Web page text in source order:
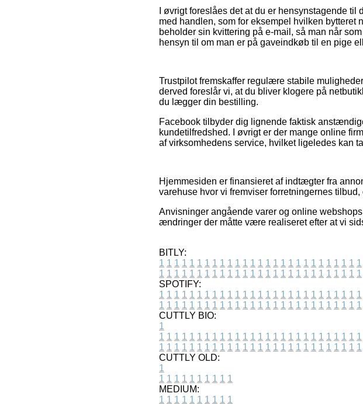
I øvrigt foreslåes det at du er hensynstagende
med handlen, som for eksempel hvilken bytteret
beholder sin kvittering på e-mail, så man når
hensyn til om man er på gaveindkøb til en pige
Trustpilot fremskaffer regulære stabile
derved foreslår vi, at du bliver klogere på
du lægger din bestilling.
Facebook tilbyder dig lignende faktisk
kundetilfredshed. I øvrigt er der mange online
af virksomhedens service, hvilket ligeledes kan
Hjemmesiden er finansieret af indtægter fra
varehuse hvor vi fremviser forretningernes
Anvisninger angående varer og online
ændringer der måtte være realiseret efter at vi
BITLY:
1 1 1 1 1 1 1 1 1 1 1 1 1 1 1 1 1 1 1 1 1 1 1 1 1 1 1
1 1 1 1 1 1 1 1 1 1 1 1 1 1 1 1 1 1 1 1 1 1 1 1 1 1 1
SPOTIFY:
1 1 1 1 1 1 1 1 1 1 1 1 1 1 1 1 1 1 1 1 1 1 1 1 1 1 1
1 1 1 1 1 1 1 1 1 1 1 1 1 1 1 1 1 1 1 1 1 1 1 1 1 1 1
CUTTLY BIO:
1
1 1 1 1 1 1 1 1 1 1 1 1 1 1 1 1 1 1 1 1 1 1 1 1 1 1 1
1 1 1 1 1 1 1 1 1 1 1 1 1 1 1 1 1 1 1 1 1 1 1 1 1 1 1
CUTTLY OLD:
1
1 1 1 1 1 1 1 1 1 1
MEDIUM:
1 1 1 1 1 1 1 1 1 1